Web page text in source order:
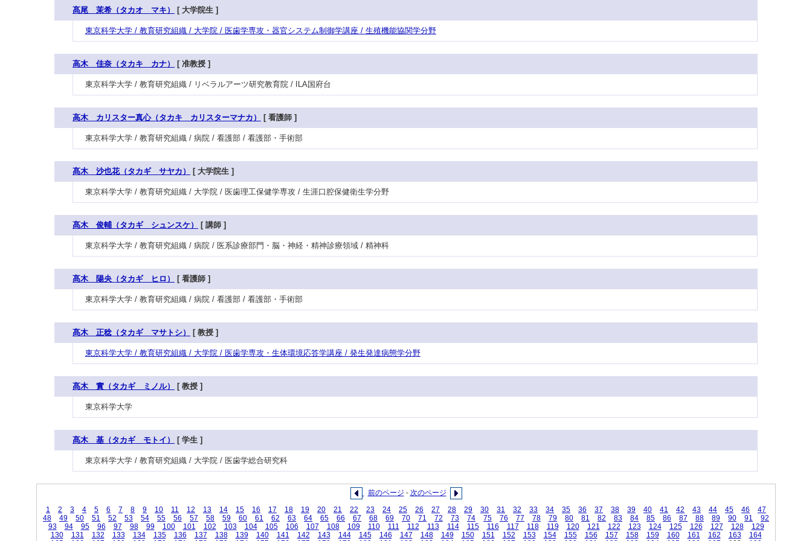
髙尾 茉希（タカオ マキ） [ 大学院生 ]
東京科学大学 / 教育研究組織 / 大学院 / 医歯学専攻・器官システム制御学講座 / 生殖機能協関学分野
高木 佳奈（タカキ カナ） [ 准教授 ]
東京科学大学 / 教育研究組織 / リベラルアーツ研究教育院 / ILA国府台
高木 カリスター真心（タカキ カリスターマナカ） [ 看護師 ]
東京科学大学 / 教育研究組織 / 病院 / 看護部 / 看護部・手術部
髙木 沙也花（タカギ サヤカ） [ 大学院生 ]
東京科学大学 / 教育研究組織 / 大学院 / 医歯理工保健学専攻 / 生涯口腔保健衛生学分野
髙木 俊輔（タカギ シュンスケ） [ 講師 ]
東京科学大学 / 教育研究組織 / 病院 / 医系診療部門・脳・神経・精神診療領域 / 精神科
髙木 陽央（タカギ ヒロ） [ 看護師 ]
東京科学大学 / 教育研究組織 / 病院 / 看護部 / 看護部・手術部
髙木 正稔（タカギ マサトシ） [ 教授 ]
東京科学大学 / 教育研究組織 / 大学院 / 医歯学専攻・生体環境応答学講座 / 発生発達病態学分野
髙木 實（タカギ ミノル） [ 教授 ]
東京科学大学
髙木 基（タカギ モトイ） [ 学生 ]
東京科学大学 / 教育研究組織 / 大学院 / 医歯学総合研究科
前のページ - 次のページ
1
2 3 4 5 6 7 8 9 10 11 12 13 14 15 16 17 18 19 20 21 22 23 24 25 26 27 28 29 30 31 32 33 34 35 36 37 38 39 40 41 42 43 44 45 46
47
48
49 50 51 52 53 54 55 56 57 58 59 60 61 62 63 64 65 66 67 68 69 70 71 72 73 74 75 76 77 78 79 80 81 82 83 84 85 86 87 88 89 90 91
92
93
94 95 96 97 98 99 100 101 102 103 104 105 106 107 108 109 110 111 112 113 114 115 116 117 118 119 120 121 122 123 124 125 126 127 128
129
130
131 132 133 134 135 136 137 138 139 140 141 142 143 144 145 146 147 148 149 150 151 152 153 154 155 156 157 158 159 160 161 162 163
164